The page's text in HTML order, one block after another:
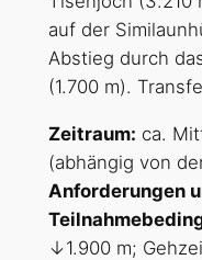
auf der
Abstieg durch
(1.700 m).
Zeitraum: ca.
(abhängig von
Anforderungen
↓1.900 m;